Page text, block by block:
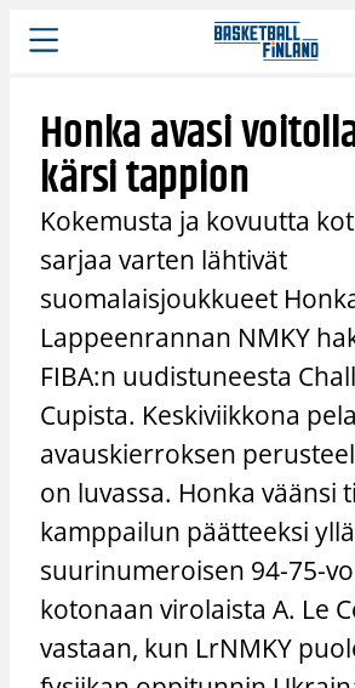
Siirry
sisältöön
Honka avasi
kärsi tappion
Kokemusta ja kovuutta
sarjaa varten lähtivät
suomalaisjoukkueet
Lappeenrannan NMKY
FIBA:n uudistuneesta
Cupista. Keskiviikkona
avauskierroksen
on luvassa. Honka väänsi
kamppailun päätteeksi
suurinumeroisen 94-75-
kotonaan virolaista A. Le
vastaan, kun LrNMKY